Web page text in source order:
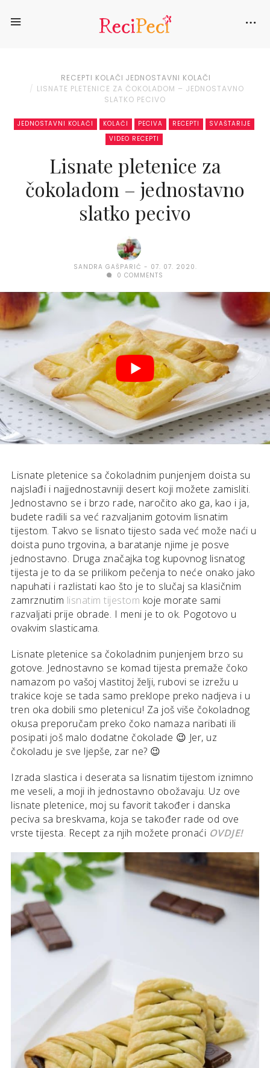
RECEPTI KOLAČI JEDNOSTAVNI KOLAČI
LISNATE PLETENICE ZA ČOKOLADOM – JEDNOSTAVNO
SLATKO PECIVO
JEDNOSTAVNI KOLAČI KOLAČI PECIVA RECEPTI
SVAŠTARIJE
VIDEO RECEPTI
Lisnate pletenice za
čokoladom – jednostavno
slatko pecivo
SANDRA GAŠPARIĆ
07. 07. 2020.
0 COMMENTS
Lisnate pletenice sa čokoladnim punjenjem doista su
najslađi i najjednostavniji desert koji možete zamisliti.
Jednostavno se i brzo rade, naročito ako ga, kao i ja,
budete radili sa već razvaljanim gotovim lisnatim
tijestom. Takvo se lisnato tijesto sada već može naći u
doista puno trgovina, a baratanje njime je posve
jednostavno. Druga značajka tog kupovnog lisnatog
tijesta je to da se prilikom pečenja to neće onako jako
napuhati i razlistati kao što je to slučaj sa klasičnim
zamrznutim lisnatim tijestom koje morate sami
razvaljati prije obrade. I meni je to ok. Pogotovo u
ovakvim slasticama.
Lisnate pletenice sa čokoladnim punjenjem brzo su
gotove. Jednostavno se komad tijesta premaže čoko
namazom po vašoj vlastitoj želji, rubovi se izrežu u
trakice koje se tada samo preklope preko nadjeva i u
tren oka dobili smo pletenicu! Za još više čokoladnog
okusa preporučam preko čoko namaza naribati ili
posipati još malo dodatne čokolade 😉 Jer, uz
čokoladu je sve ljepše, zar ne? 😉
Izrada slastica i deserata sa lisnatim tijestom iznimno
me veseli, a moji ih jednostavno obožavaju. Uz ove
lisnate pletenice, moj su favorit također i danska
peciva sa breskvama, koja se također rade od ove
vrste tijesta. Recept za njih možete pronaći OVDJE!